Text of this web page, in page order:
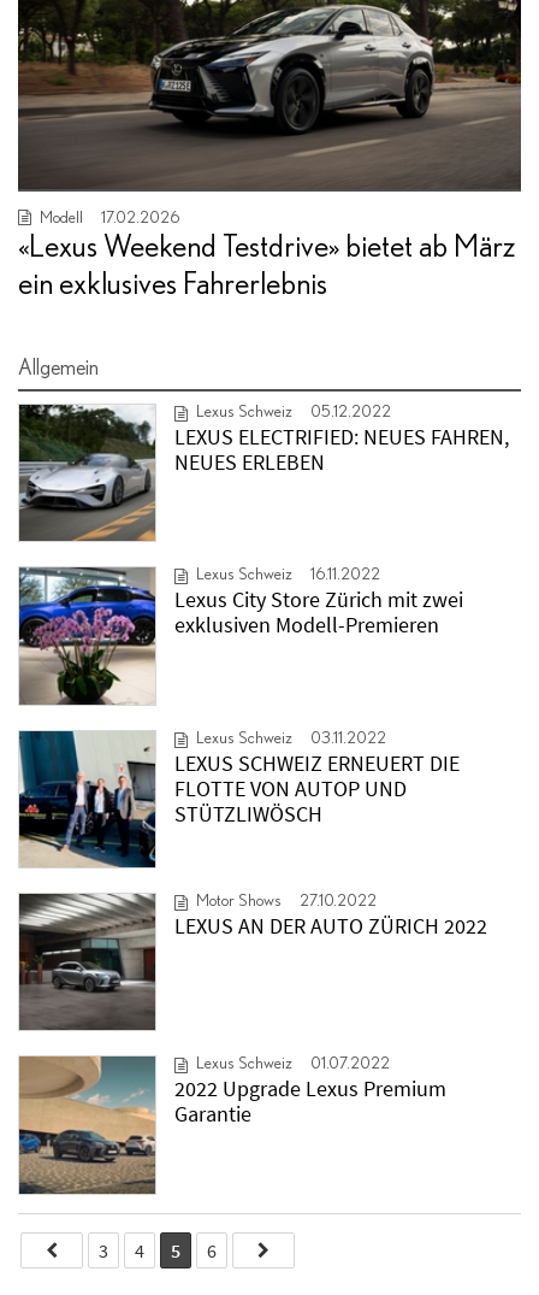
Modell 17.02.2026
«Lexus Weekend Testdrive» bietet ab März
ein exklusives Fahrerlebnis
Allgemein
Lexus Schweiz 05.12.2022
LEXUS ELECTRIFIED: NEUES FAHREN,
NEUES ERLEBEN
Lexus Schweiz 16.11.2022
Lexus City Store Zürich mit zwei
exklusiven Modell-Premieren
Lexus Schweiz 03.11.2022
LEXUS SCHWEIZ ERNEUERT DIE
FLOTTE VON AUTOP UND
STÜTZLIWÖSCH
Motor Shows 27.10.2022
LEXUS AN DER AUTO ZÜRICH 2022
Lexus Schweiz 01.07.2022
2022 Upgrade Lexus Premium
Garantie
3 4 5 6